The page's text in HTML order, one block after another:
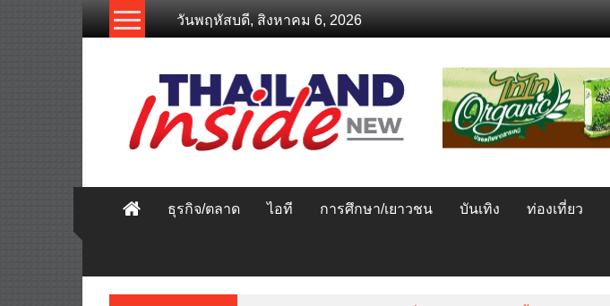
วันพฤหัสบดี, สิงหาคม 6, 2026
thailandinsidenew.com
Thailand
Inside
New
ธุรกิจ/ตลาด ไอที การศึกษา/เยาวชน บันเทิง ท่องเที่ยว